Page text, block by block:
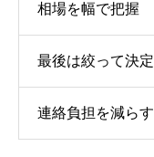
相場を幅で把握
最後は絞って決定
連絡負担を減らす